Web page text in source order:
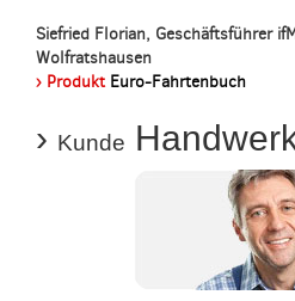
Siefried Florian, Geschäftsführer
Wolfratshausen
› Produkt Euro-Fahrtenbuch
› Kunde